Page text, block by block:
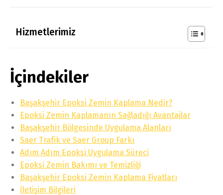
Hizmetlerimiz
İçindekiler
Başakşehir Epoksi Zemin Kaplama Nedir?
Epoksi Zemin Kaplamanın Sağladığı Avantajlar
Başakşehir Bölgesinde Uygulama Alanları
Saer Trafik ve Saer Group Farkı
Adım Adım Epoksi Uygulama Süreci
Epoksi Zemin Bakımı ve Temizliği
Başakşehir Epoksi Zemin Kaplama Fiyatları
İletişim Bilgileri